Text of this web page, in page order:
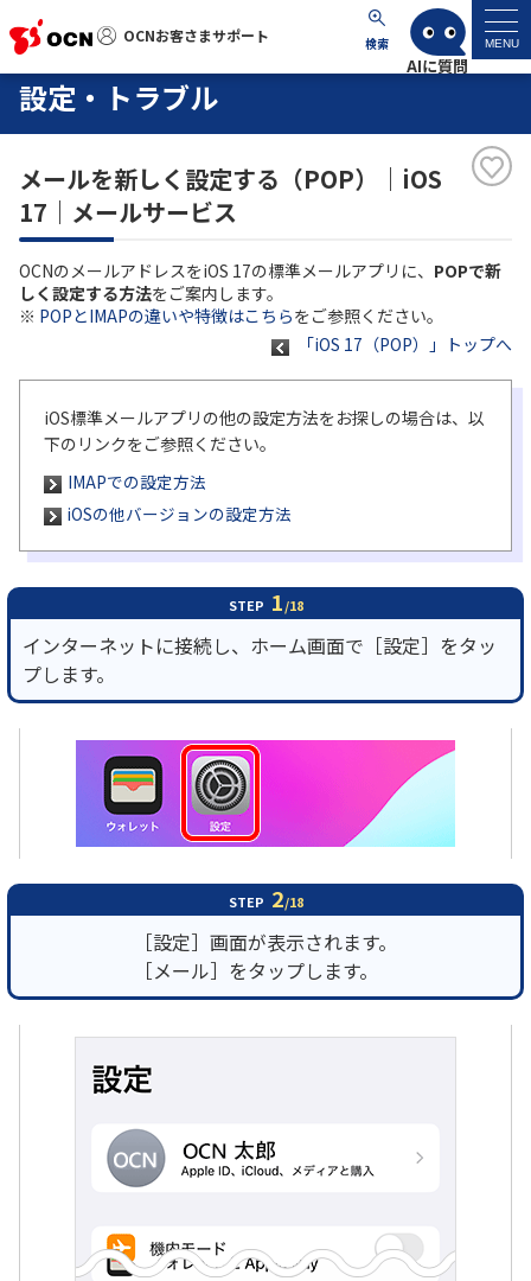
OCNお客さまサポート 検索 MENU
OCNお客さまサポート
サポートトップ
サービス名から探す
よくあるご質問
工事・故障情報
各種ダウンロード
お問い合わせ
履歴・お気に入り
お知らせ サポートサイトの使い方
NTTドコモビジネスのお客さ
工事・故障情報通知
OCN サービス一覧
設定・トラブル
メールを新しく設定する（POP）｜iOS
17｜メールサービス
OCNのメールアドレスをiOS 17の標準メールアプリに、 POPで新
しく設定する方法をご案内します。
※ POPとIMAPの違いや特徴はこちらをご参照ください。
「iOS 17（POP）」トップへ
iOS標準メールアプリの他の設定方法をお探しの場合は、以
下のリンクをご参照ください。
IMAPでの設定方法
iOSの他バージョンの設定方法
STEP 1/18
インターネットに接続し、ホーム画面で［設定］をタッ
プします。
STEP 2/18
［設定］画面が表示されます。
［メール］をタップします。